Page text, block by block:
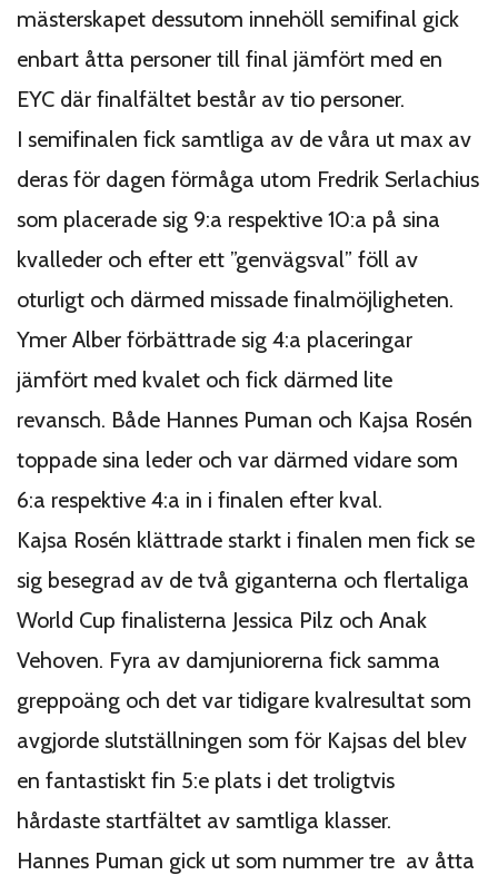
mästerskapet dessutom innehöll semifinal gick
enbart åtta personer till final jämfört med en
EYC där finalfältet består av tio personer.
I semifinalen fick samtliga av de våra ut max av
deras för dagen förmåga utom Fredrik Serlachius
som placerade sig 9:a respektive 10:a på sina
kvalleder och efter ett ”genvägsval” föll av
oturligt och därmed missade finalmöjligheten.
Ymer Alber förbättrade sig 4:a placeringar
jämfört med kvalet och fick därmed lite
revansch. Både Hannes Puman och Kajsa Rosén
toppade sina leder och var därmed vidare som
6:a respektive 4:a in i finalen efter kval.
Kajsa Rosén klättrade starkt i finalen men fick se
sig besegrad av de två giganterna och flertaliga
World Cup finalisterna Jessica Pilz och Anak
Vehoven. Fyra av damjuniorerna fick samma
greppoäng och det var tidigare kvalresultat som
avgjorde slutställningen som för Kajsas del blev
en fantastiskt fin 5:e plats i det troligtvis
hårdaste startfältet av samtliga klasser.
Hannes Puman gick ut som nummer tre av åtta